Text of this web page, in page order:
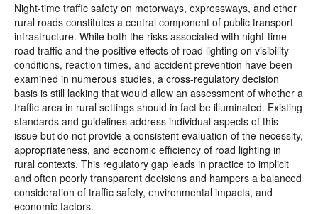
Night-time traffic safety on motorways, expressways, and other
rural roads constitutes a central component of public transport
infrastructure. While both the risks associated with night-time
road traffic and the positive effects of road lighting on visibility
conditions, reaction times, and accident prevention have been
examined in numerous studies, a cross-regulatory decision
basis is still lacking that would allow an assessment of whether a
traffic area in rural settings should in fact be illuminated. Existing
standards and guidelines address individual aspects of this
issue but do not provide a consistent evaluation of the necessity,
appropriateness, and economic efficiency of road lighting in
rural contexts. This regulatory gap leads in practice to implicit
and often poorly transparent decisions and hampers a balanced
consideration of traffic safety, environmental impacts, and
economic factors.